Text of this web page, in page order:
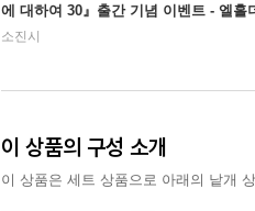
에 대하여 30』출간 기념 이벤트 - 엘홀
소진시
이 상품의 구성 소개
이 상품은 세트 상품으로 아래의 낱개